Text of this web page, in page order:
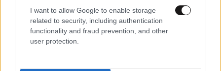
I want to allow Google to enable storage
related to security, including authentication
functionality and fraud prevention, and other
user protection.
Στενά του Ορμούζ: Πλοία κάνουν πίσω, το Ιράν
διαπραγματεύεται και ο Τραμπ υπόσχεται
εξελίξεις «σύντομα»